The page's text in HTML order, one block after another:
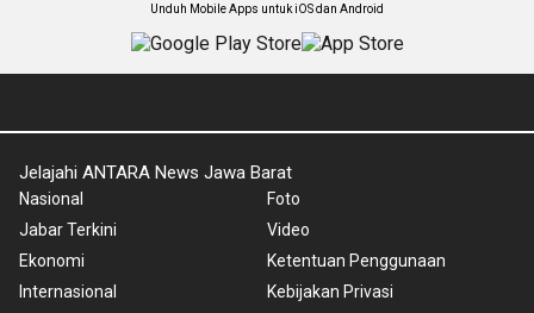
Unduh Mobile Apps untuk iOS dan Android
Jelajahi ANTARA News Jawa Barat
Nasional
Jabar Terkini
Ekonomi
Internasional
Foto
Video
Ketentuan Penggunaan
Kebijakan Privasi